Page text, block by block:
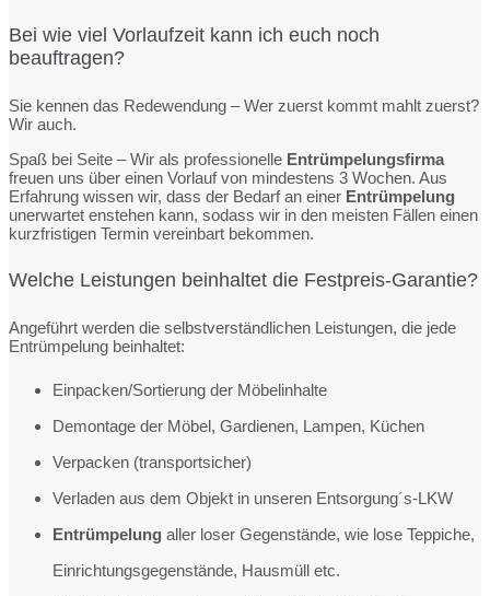
Bei wie viel Vorlaufzeit kann ich euch noch
beauftragen?
Sie kennen das Redewendung – Wer zuerst kommt mahlt zuerst?
Wir auch.
Spaß bei Seite – Wir als professionelle Entrümpelungsfirma
freuen uns über einen Vorlauf von mindestens 3 Wochen. Aus
Erfahrung wissen wir, dass der Bedarf an einer Entrümpelung
unerwartet enstehen kann, sodass wir in den meisten Fällen einen
kurzfristigen Termin vereinbart bekommen.
Welche Leistungen beinhaltet die Festpreis-Garantie?
Angeführt werden die selbstverständlichen Leistungen, die jede
Entrümpelung beinhaltet:
Einpacken/Sortierung der Möbelinhalte
Demontage der Möbel, Gardienen, Lampen, Küchen
Verpacken (transportsicher)
Verladen aus dem Objekt in unseren Entsorgung´s-LKW
Entrümpelung aller loser Gegenstände, wie lose Teppiche,
Einrichtungsgegenstände, Hausmüll etc.